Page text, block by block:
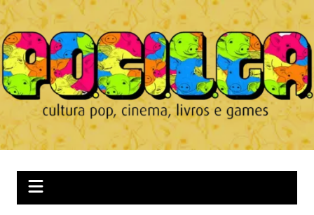
Ir
para
o
conteúdo